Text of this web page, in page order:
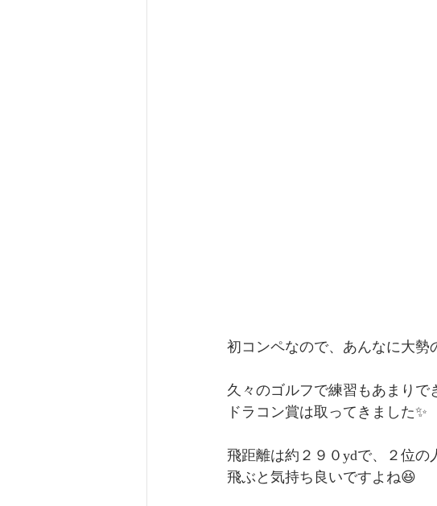
初コンペなので、あんなに大
久々のゴルフで練習もあまり
ドラコン賞は取ってきました✨
飛距離は約２９０ydで、２位
飛ぶと気持ち良いですよね😆